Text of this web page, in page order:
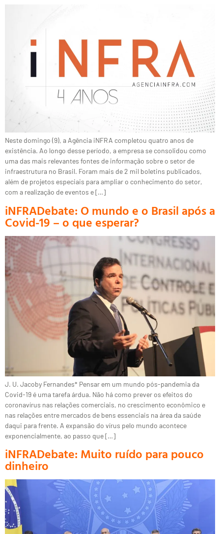
Neste domingo (9), a Agência iNFRA completou quatro anos de
existência. Ao longo desse período, a empresa se consolidou como
uma das mais relevantes fontes de informação sobre o setor de
infraestrutura no Brasil. Foram mais de 2 mil boletins publicados,
além de projetos especiais para ampliar o conhecimento do setor,
com a realização de eventos e […]
iNFRADebate: O mundo e o Brasil após a
Covid-19 – o que esperar?
J. U. Jacoby Fernandes* Pensar em um mundo pós-pandemia da
Covid-19 é uma tarefa árdua. Não há como prever os efeitos do
coronavírus nas relações comerciais, no crescimento econômico e
nas relações entre mercados de bens essenciais na área da saúde
daqui para frente. A expansão do vírus pelo mundo acontece
exponencialmente, ao passo que […]
iNFRADebate: Muito ruído para pouco
dinheiro